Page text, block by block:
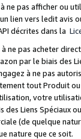
ne pas afficher ou
lien vers ledit avis
décrites dans la
à ne pas acheter
par le biais des
à ne pas
tout Produit ou
votre
Liens Spéciaux
(de quelque
nature que ce soit.